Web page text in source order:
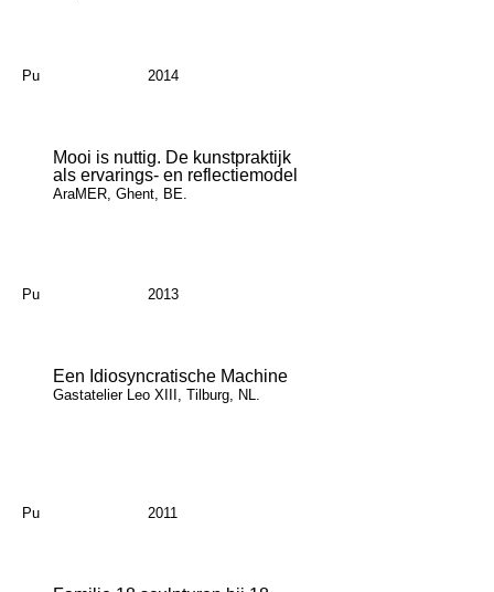
Pu 2014
Mooi is nuttig. De kunstpraktijk
als ervarings- en reflectiemodel
AraMER, Ghent, BE.
Pu 2013
Een Idiosyncratische Machine
Gastatelier Leo XIII, Tilburg, NL.
Pu 2011